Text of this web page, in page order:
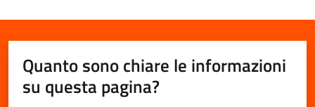
Quanto sono chiare le informazioni
su questa pagina?